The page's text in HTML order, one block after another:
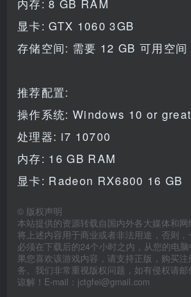
内存: 8 GB RAM
显卡: GTX 1060 3GB
存储空间: 需要 12 GB 可用空间
推荐配置:
操作系统: Windows 10 or
处理器: i7 10700
内存: 16 GB RAM
显卡: Radeon RX6800 16 GB
© 版权声明
本站提供的资源转载自国内外各大媒体和
将上述内容用于商业或者非法用途，否则
必须在下载后的24个小时之内，从您的电
果您喜欢该游戏内容，请支持正版，购买
务。我们非常重视版权问题，如有侵权请
谅解！E-mail：jctgfei@gmail.com